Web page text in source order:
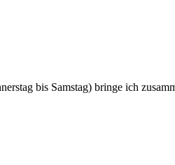
bis Samstag) bringe ich